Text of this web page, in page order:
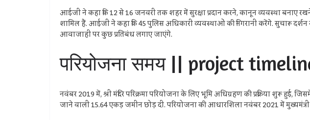
आईजी ने कहा कि 12 से 16 जनवरी तक शहर में सुरक्षा प्रदान करने, कानून व्यवस्था बनाए
शामिल हैं. आईजी ने कहा कि 45 पुलिस अधिकारी व्यवस्थाओं की निगरानी करेंगे. सुचारू दर्शन
आवाजाही पर कुछ प्रतिबंध लगाए जाएंगे.
परियोजना समय || project
नवंबर 2019 में, श्री मंदिर परिक्रमा परियोजना के लिए भूमि अधिग्रहण की प्रक्रिया शुरू हुई,
जाने वाली 15.64 एकड़ जमीन छोड़ दी. परियोजना की आधारशिला नवंबर 2021 में मुख्यमंत्री